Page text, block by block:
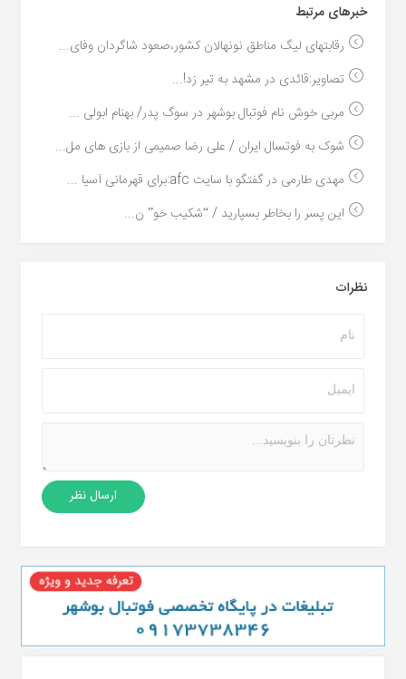
خبر‌های مرتبط
رقابتهای لیگ مناطق نونهالان کشور،صعود شاگردان وفای...
تصاویر:قائدی در مشهد به تیر زد!...
مربی خوش نام فوتبال بوشهر در سوگ پدر/ بهنام ابولی ...
شوک به فوتسال ایران / علی رضا صمیمی از بازی های مل...
مهدی طارمی در گفتگو با سایت afc:برای قهرمانی آسیا ...
این پسر را بخاطر بسپارید / “شکیب خو” ن...
نظرات